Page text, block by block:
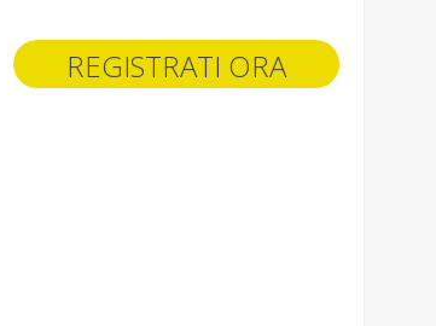
REGISTRATI ORA